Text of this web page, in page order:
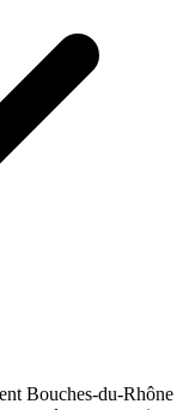
Bouches-du-Rhône